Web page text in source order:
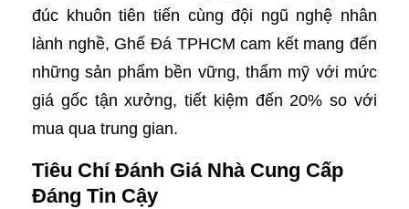
đúc khuôn tiên tiến cùng đội ngũ nghệ nhân
lành nghề, Ghế Đá TPHCM cam kết mang đến
những sản phẩm bền vững, thẩm mỹ với mức
giá gốc tận xưởng, tiết kiệm đến 20% so với
mua qua trung gian.
Tiêu Chí Đánh Giá Nhà Cung Cấp
Đáng Tin Cậy